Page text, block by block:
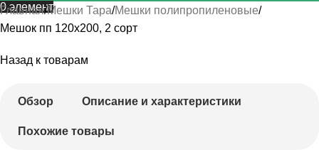
0элемент
Главная Мешки Тара Мешки полипропиленовые
Мешок пп 120х200, 2 сорт
Назад к товарам
Обзор Описание и характеристики
Похожие товары